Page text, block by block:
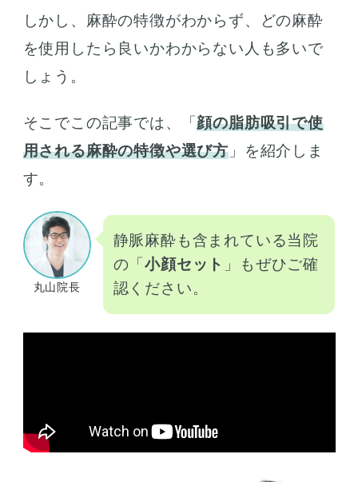
しかし、麻酔の特徴がわからず、どの麻酔
を使用したら良いかわからない人も多いで
しょう。
そこでこの記事では、「顔の脂肪吸引で使
用される麻酔の特徴や選び方 」を紹介しま
す。
丸山院長
静脈麻酔も含まれている当院
の「小顔セット 」もぜひご確
認ください。